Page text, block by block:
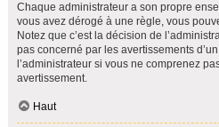
Chaque administrateur a son propre
vous avez dérogé à une règle, vous
Notez que c’est la décision de
pas concerné par les avertissements
l’administrateur si vous ne comprenez
avertissement.
Haut